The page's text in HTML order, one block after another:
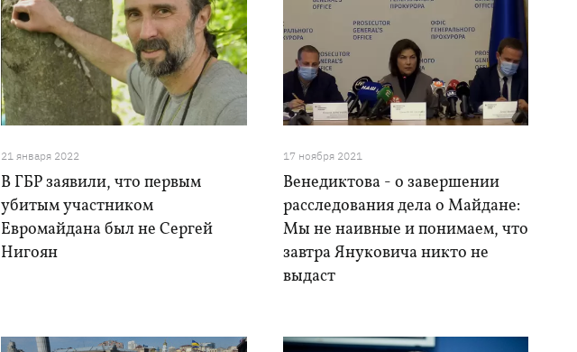
21 января 2022
В ГБР заявили, что первым
убитым участником
Евромайдана был не Сергей
Нигоян
17 ноября 2021
Венедиктова - о завершении
расследования дела о Майдане:
Мы не наивные и понимаем, что
завтра Януковича никто не
выдаст